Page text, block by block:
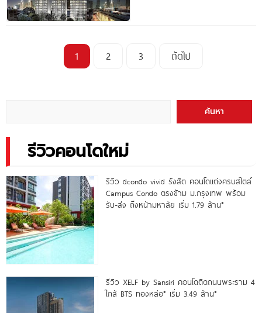
1 2 3 ถัดไป
ค้นหา
รีวิวคอนโดใหม่
รีวิว dcondo vivid รังสิต คอนโดแต่งครบสไตล์
Campus Condo ตรงข้าม ม.กรุงเทพ พร้อม
รับ-ส่ง ถึงหน้ามหาลัย เริ่ม 1.79 ล้าน*
รีวิว XELF by Sansiri คอนโดติดถนนพระราม 4
ใกล้ BTS ทองหล่อ* เริ่ม 3.49 ล้าน*